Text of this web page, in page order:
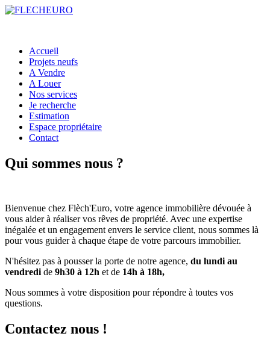
Accueil
Projets neufs
A Vendre
A Louer
Nos services
Je recherche
Estimation
Espace propriétaire
Contact
Qui sommes nous ?
Bienvenue chez Flèch'Euro, votre agence immobilière dévouée à
vous aider à réaliser vos rêves de propriété. Avec une expertise
inégalée et un engagement envers le service client, nous sommes là
pour vous guider à chaque étape de votre parcours immobilier.
N'hésitez pas à pousser la porte de notre agence, du lundi au
vendredi de 9h30 à 12h et de 14h à 18h,
Nous sommes à votre disposition pour répondre à toutes vos
questions.
Contactez nous !